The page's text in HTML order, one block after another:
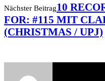
Nächster Beitrag10
FOR: #115 MIT
(CHRISTMAS / UPJ)